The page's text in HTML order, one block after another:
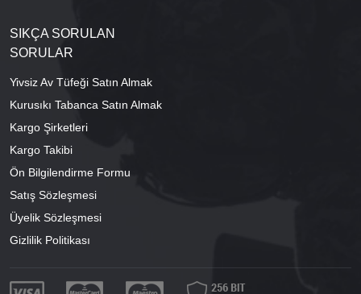
SIKÇA SORULAN
SORULAR
Yivsiz Av Tüfeği Satın Almak
Kurusıkı Tabanca Satın Almak
Kargo Şirketleri
Kargo Takibi
Ön Bilgilendirme Formu
Satış Sözleşmesi
Üyelik Sözleşmesi
Gizlilik Politikası